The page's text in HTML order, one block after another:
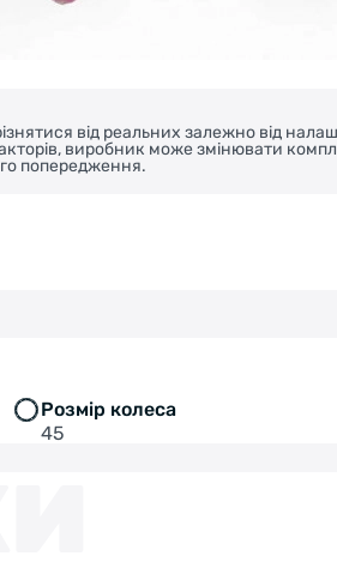
від реальних залежно від
виробник може змінювати
попередження.
Розмір колеса
45